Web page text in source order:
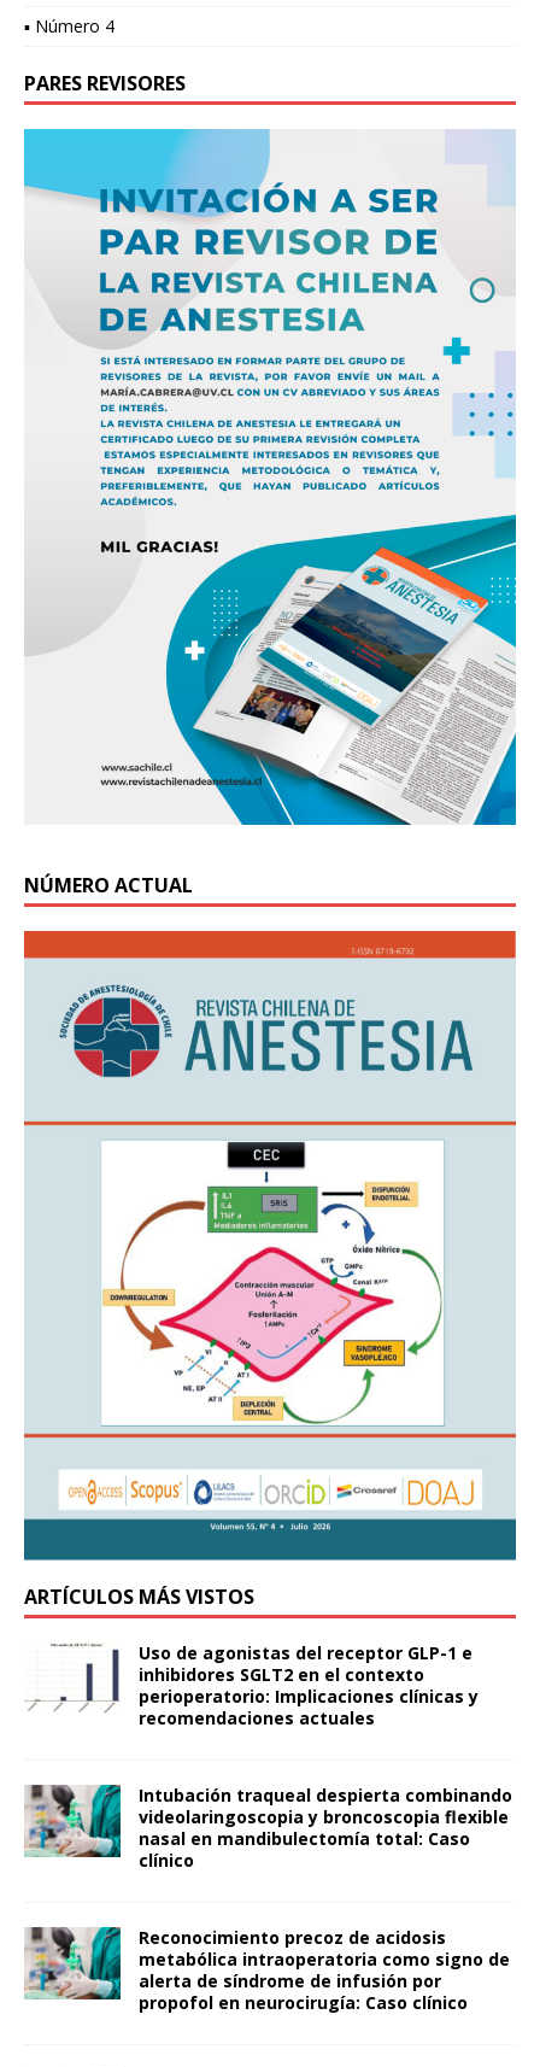
▪ Número 4
PARES REVISORES
NÚMERO ACTUAL
ARTÍCULOS MÁS VISTOS
Uso de agonistas del receptor GLP-1 e
inhibidores SGLT2 en el contexto
perioperatorio: Implicaciones clínicas y
recomendaciones actuales
Intubación traqueal despierta combinando
videolaringoscopia y broncoscopia flexible
nasal en mandibulectomía total: Caso
clínico
Reconocimiento precoz de acidosis
metabólica intraoperatoria como signo de
alerta de síndrome de infusión por
propofol en neurocirugía: Caso clínico